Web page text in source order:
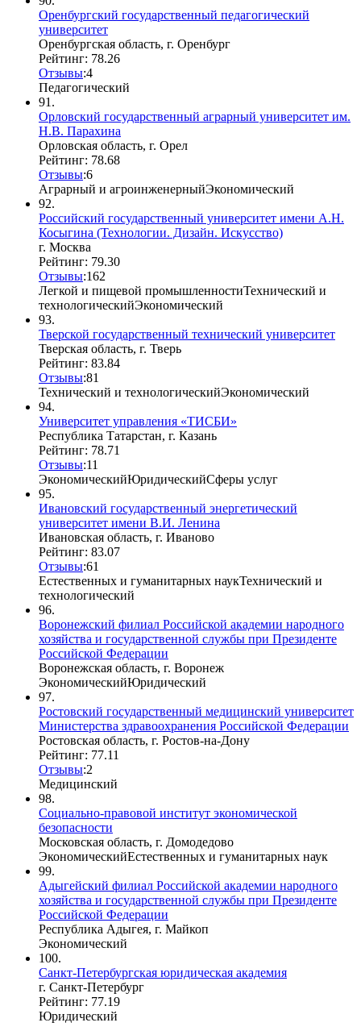
Оренбургский государственный педагогический
университет
Оренбургская область, г. Оренбург
Рейтинг: 78.26
Отзывы:4
Педагогический
91.
Орловский государственный аграрный университет им.
Н.В. Парахина
Орловская область, г. Орел
Рейтинг: 78.68
Отзывы:6
Аграрный и агроинженерныйЭкономический
92.
Российский государственный университет имени А.Н.
Косыгина (Технологии. Дизайн. Искусство)
г. Москва
Рейтинг: 79.30
Отзывы:162
Легкой и пищевой промышленностиТехнический и
технологическийЭкономический
93.
Тверской государственный технический университет
Тверская область, г. Тверь
Рейтинг: 83.84
Отзывы:81
Технический и технологическийЭкономический
94.
Университет управления «ТИСБИ»
Республика Татарстан, г. Казань
Рейтинг: 78.71
Отзывы:11
ЭкономическийЮридическийСферы услуг
95.
Ивановский государственный энергетический
университет имени В.И. Ленина
Ивановская область, г. Иваново
Рейтинг: 83.07
Отзывы:61
Естественных и гуманитарных наукТехнический и
технологический
96.
Воронежский филиал Российской академии народного
хозяйства и государственной службы при Президенте
Российской Федерации
Воронежская область, г. Воронеж
ЭкономическийЮридический
97.
Ростовский государственный медицинский университет
Министерства здравоохранения Российской Федерации
Ростовская область, г. Ростов-на-Дону
Рейтинг: 77.11
Отзывы:2
Медицинский
98.
Социально-правовой институт экономической
безопасности
Московская область, г. Домодедово
ЭкономическийЕстественных и гуманитарных наук
99.
Адыгейский филиал Российской академии народного
хозяйства и государственной службы при Президенте
Российской Федерации
Республика Адыгея, г. Майкоп
Экономический
100.
Санкт-Петербургская юридическая академия
г. Санкт-Петербург
Рейтинг: 77.19
Юридический